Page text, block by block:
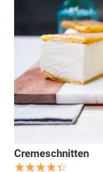
Cremeschnitten